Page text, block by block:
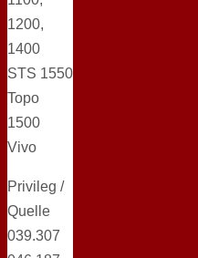
1200,
1400
STS 1550
Topo
1500
Vivo
Privileg /
Quelle
039.307